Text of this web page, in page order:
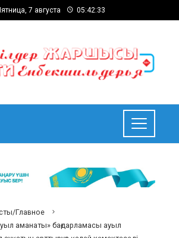
7 августа 05:42:34
Главное
аманаты» бағдарламасы ауыл